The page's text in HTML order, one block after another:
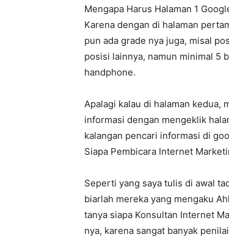
Mengapa Harus Halaman 1
Karena dengan di halaman
pun ada grade nya juga, misal
posisi lainnya, namun minimal 5
handphone.
Apalagi kalau di halaman kedua,
informasi dengan mengeklik
kalangan pencari informasi di
Siapa Pembicara Internet
Seperti yang saya tulis di awal
biarlah mereka yang mengaku
tanya siapa Konsultan Internet
nya, karena sangat banyak